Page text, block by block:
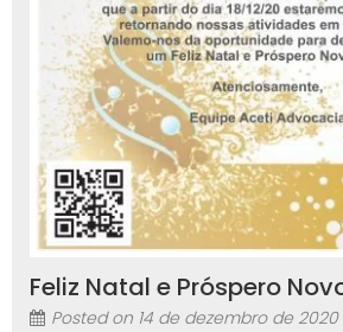
Feliz Natal e Próspero
Posted on 14 de dezembro de 2020